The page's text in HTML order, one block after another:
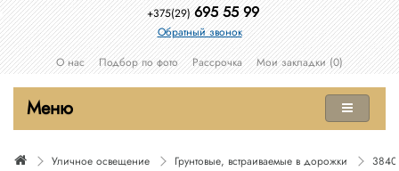
+375(29) 695 55 99
Обратный звонок
О нас
Подбор по фото Рассрочка Мои закладки (0)
Меню
Уличное освещение Грунтовые, встраиваемые в дорожки